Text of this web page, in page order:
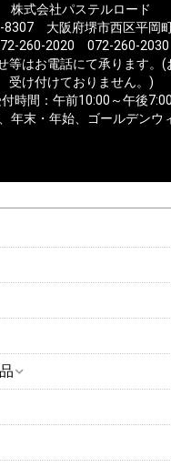
株式会社パステルロード
8307 大阪府堺市西区平岡
260-2020 072-260-2030
等はお電話にて承ります。(
受け付けておりません。)
時間：午前10:00～午後7:00
年末・年始、ゴールデンウ